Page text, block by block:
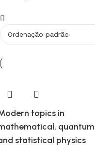
topics in
quantum
statistical physics